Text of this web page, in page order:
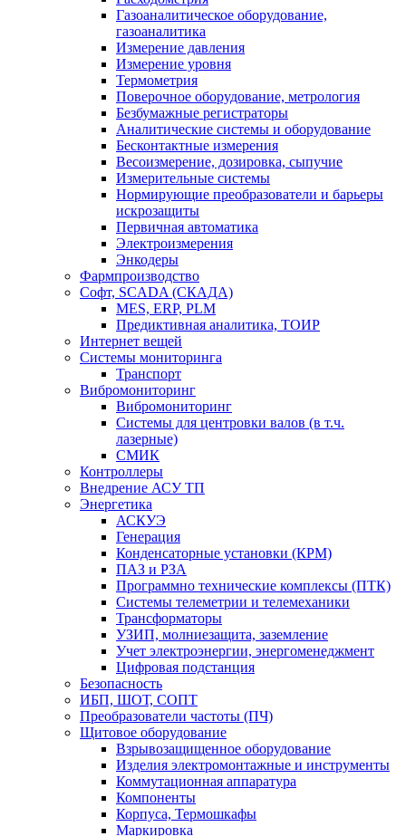
Газоаналитическое оборудование,
газоаналитика
Измерение давления
Измерение уровня
Термометрия
Поверочное оборудование, метрология
Безбумажные регистраторы
Аналитические системы и оборудование
Бесконтактные измерения
Весоизмерение, дозировка, сыпучие
Измерительные системы
Нормирующие преобразователи и барьеры
искрозащиты
Первичная автоматика
Электроизмерения
Энкодеры
Фармпроизводство
Софт, SCADA (СКАДА)
MES, ERP, PLM
Предиктивная аналитика, ТОИР
Интернет вещей
Системы мониторинга
Транспорт
Вибромониторинг
Вибромониторинг
Системы для центровки валов (в т.ч.
лазерные)
СМИК
Контроллеры
Внедрение АСУ ТП
Энергетика
АСКУЭ
Генерация
Конденсаторные установки (КРМ)
ПАЗ и РЗА
Программно технические комплексы (ПТК)
Системы телеметрии и телемеханики
Трансформаторы
УЗИП, молниезащита, заземление
Учет электроэнергии, энергоменеджмент
Цифровая подстанция
Безопасность
ИБП, ШОТ, СОПТ
Преобразователи частоты (ПЧ)
Щитовое оборудование
Взрывозащищенное оборудование
Изделия электромонтажные и инструменты
Коммутационная аппаратура
Компоненты
Корпуса, Термошкафы
Маркировка